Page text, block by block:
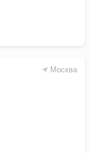
Москва